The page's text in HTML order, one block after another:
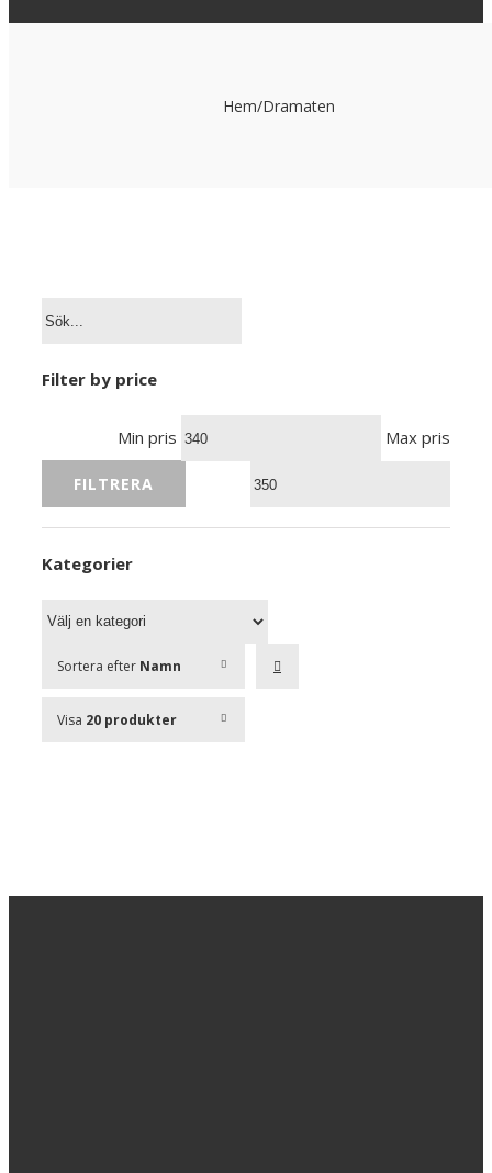
Hem/Dramaten
Filter by price
Min pris Max pris
FILTRERA
Kategorier
Sortera efter Namn
Visa 20 produkter